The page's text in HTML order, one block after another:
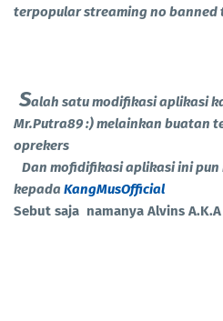
terpopular streaming no
Salah satu modifikasi aplikasi
Mr.Putra89 :) melainkan buatan
oprekers
Dan mofidifikasi aplikasi ini
kepada KangMusOfficial
Sebut saja namanya Alvins